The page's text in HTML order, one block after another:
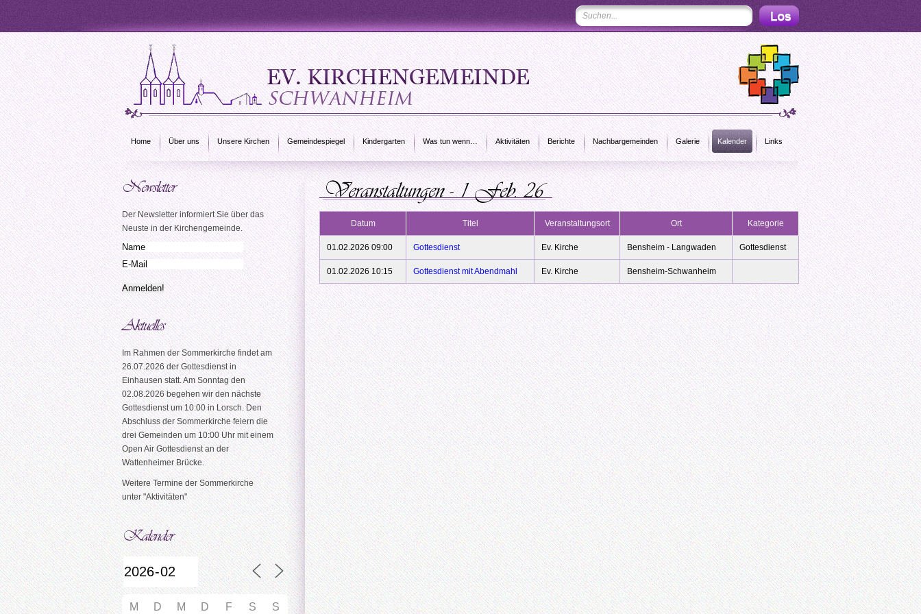
Home Über uns Unsere Kirchen Gemeindespiegel Kindergarten Was tun wenn… Aktivitäten Berichte Nachbargemeinden Galerie Kalender Links
Datum Titel Veranstaltungsort Ort Kategorie
01.02.2026 09:00 Gottesdienst Ev. Kirche Bensheim - Langwaden Gottesdienst
01.02.2026 10:15 Gottesdienst mit Abendmahl Ev. Kirche Bensheim-Schwanheim
Der Newsletter informiert Sie über das
Neuste in der Kirchengemeinde.
Im Rahmen der Sommerkirche findet am
26.07.2026 der Gottesdienst in
Einhausen statt. Am Sonntag den
02.08.2026 begehen wir den nächste
Gottesdienst um 10:00 in Lorsch. Den
Abschluss der Sommerkirche feiern die
drei Gemeinden um 10:00 Uhr mit einem
Open Air Gottesdienst an der
Wattenheimer Brücke.
Weitere Termine der Sommerkirche
unter "Aktivitäten"
M D M D F S S